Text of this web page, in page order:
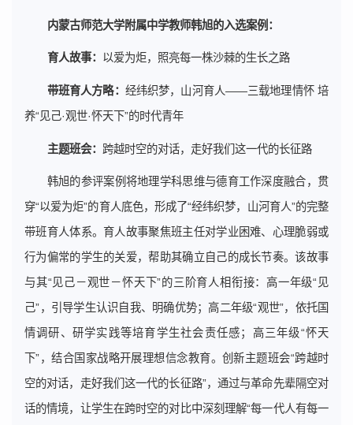
内蒙古师范大学附属中学教师韩旭的入选案例：
育人故事： 以爱为炬，照亮每一株沙棘的生长之路
带班育人方略： 经纬织梦，山河育人——三载地理情怀 培
养“见己·观世·怀天下”的时代青年
主题班会： 跨越时空的对话，走好我们这一代的长征路
韩旭的参评案例将地理学科思维与德育工作深度融合，贯
穿“以爱为炬”的育人底色，形成了“经纬织梦，山河育人”的完整
带班育人体系。育人故事聚焦班主任对学业困难、心理脆弱或
行为偏常的学生的关爱，帮助其确立自己的成长节奏。该故事
与其“见己－观世－怀天下”的三阶育人相衔接：高一年级“见
己”，引导学生认识自我、明确优势；高二年级“观世”，依托国
情调研、研学实践等培育学生社会责任感；高三年级“怀天
下”，结合国家战略开展理想信念教育。创新主题班会“跨越时
空的对话，走好我们这一代的长征路”，通过与革命先辈隔空对
话的情境，让学生在跨时空的对比中深刻理解“每一代人有每一